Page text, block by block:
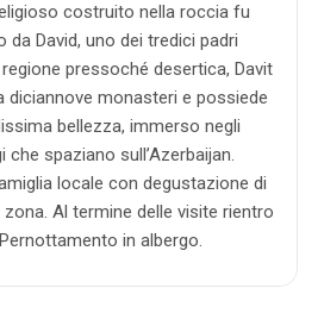
costruito nella roccia fu
David, uno dei tredici padri
pressoché desertica, Davit
diciannove monasteri e possiede
bellezza, immerso negli
spaziano sull’Azerbaijan.
locale con degustazione di
Al termine delle visite rientro
in albergo.